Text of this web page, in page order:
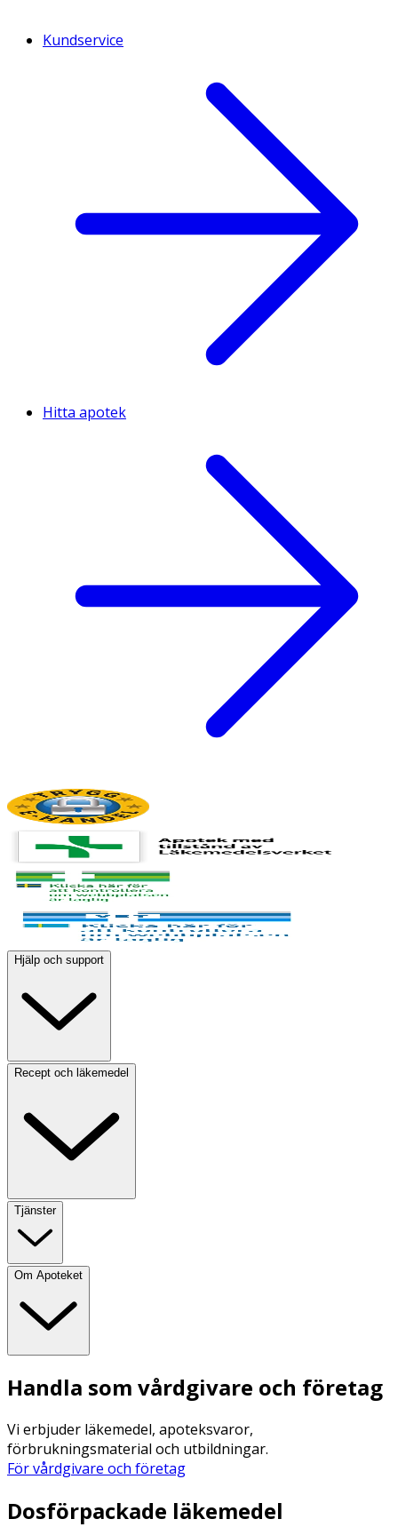
Kundservice
Hitta apotek
Hjälp och support
Recept och läkemedel
Tjänster
Om Apoteket
Handla som vårdgivare och företag
Vi erbjuder läkemedel, apoteksvaror,
förbrukningsmaterial och utbildningar.
För vårdgivare och företag
Dosförpackade läkemedel